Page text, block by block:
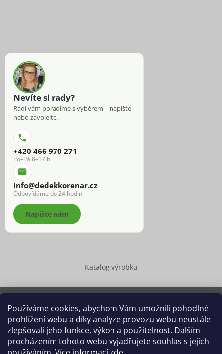
Používáme cookies, abychom Vám umožnili pohodlné
prohlížení webu a díky analýze provozu webu neustále
zlepšovali jeho funkce, výkon a použitelnost. Dalším
procházením tohoto webu vyjadřujete souhlas s jejich
Nevíte si rady?
Rádi vám poradíme s výběrem – napište
nebo zavolejte.
+420 466 970 271
Po–Pá 8–17 h
info@dedekkorenar.cz
Odpovídáme do 24 hodin
Napište nám
Katalog výrobků
Copyright 2026 Dědek kořenář®
. Všechna práva vyhrazena.
Upravit nastavení cookies